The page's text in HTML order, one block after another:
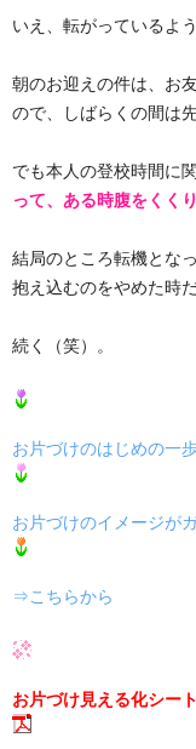
いえ、転がっているよ
朝のお迎えの件は、お
ので、しばらくの間は
でも本人の登校時間に関
って、ある時腹をくく
結局のところ転機とな
抱え込むのをやめた時
続く（笑）。
お片づけのはじめの一
お片づけのイメージが
⇒こちらから
お片づけ見える化シー